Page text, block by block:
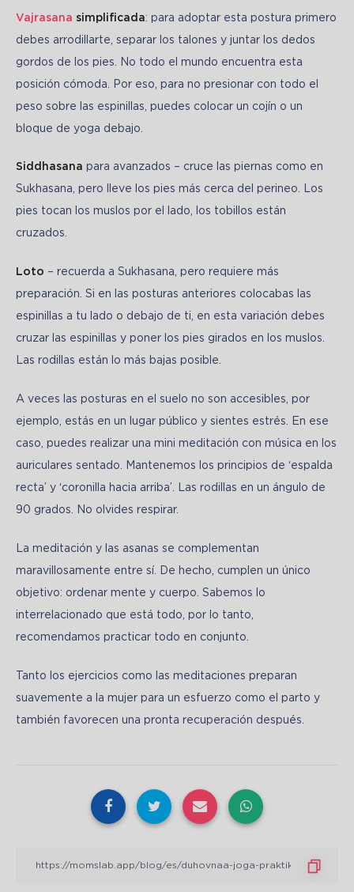
Vajrasana simplificada: para adoptar esta postura primero
debes arrodillarte, separar los talones y juntar los dedos
gordos de los pies. No todo el mundo encuentra esta
posición cómoda. Por eso, para no presionar con todo el
peso sobre las espinillas, puedes colocar un cojín o un
bloque de yoga debajo.
Siddhasana para avanzados – cruce las piernas como en
Sukhasana, pero lleve los pies más cerca del perineo. Los
pies tocan los muslos por el lado, los tobillos están
cruzados.
Loto – recuerda a Sukhasana, pero requiere más
preparación. Si en las posturas anteriores colocabas las
espinillas a tu lado o debajo de ti, en esta variación debes
cruzar las espinillas y poner los pies girados en los muslos.
Las rodillas están lo más bajas posible.
A veces las posturas en el suelo no son accesibles, por
ejemplo, estás en un lugar público y sientes estrés. En ese
caso, puedes realizar una mini meditación con música en los
auriculares sentado. Mantenemos los principios de ‘espalda
recta’ y ‘coronilla hacia arriba’. Las rodillas en un ángulo de
90 grados. No olvides respirar.
La meditación y las asanas se complementan
maravillosamente entre sí. De hecho, cumplen un único
objetivo: ordenar mente y cuerpo. Sabemos lo
interrelacionado que está todo, por lo tanto,
recomendamos practicar todo en conjunto.
Tanto los ejercicios como las meditaciones preparan
suavemente a la mujer para un esfuerzo como el parto y
también favorecen una pronta recuperación después.